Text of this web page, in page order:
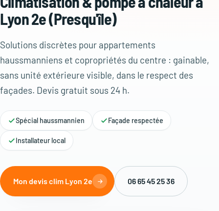
Lyon 2e (Presqu'île)
Solutions discrètes pour appartements
haussmanniens et copropriétés du centre : gainable,
sans unité extérieure visible, dans le respect des
façades. Devis gratuit sous 24 h.
Spécial haussmannien Façade respectée
Installateur local
Mon devis clim Lyon 2e 06 65 45 25 36